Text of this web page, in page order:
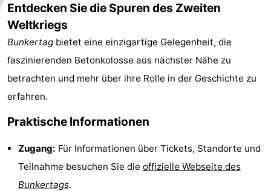
Golfplatze
Surfen
-
Essen
und
trinken
Veranstaltungen
Praktisch
Forum
Entdecken Sie die Spuren des Zweiten
Weltkriegs
Bunkertag bietet eine einzigartige Gelegenheit, die
faszinierenden Betonkolosse aus nächster Nähe zu
betrachten und mehr über ihre Rolle in der Geschichte zu
erfahren.
Praktische Informationen
Zugang: Für Informationen über Tickets, Standorte und
Teilnahme besuchen Sie die offizielle Webseite des
Bunkertags.